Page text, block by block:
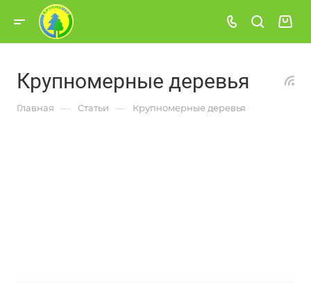
Крупномерные деревья
Главная — Статьи — Крупномерные деревья